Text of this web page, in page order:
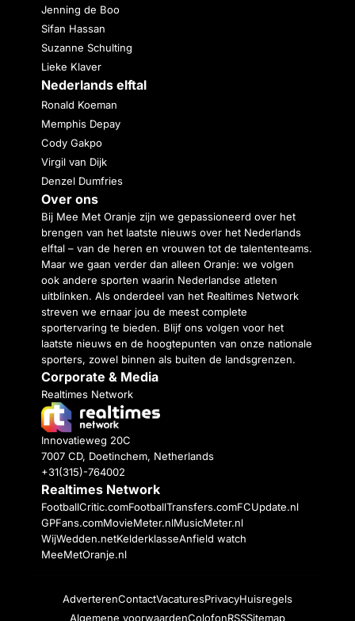
Jenning de Boo
Sifan Hassan
Suzanne Schulting
Lieke Klaver
Nederlands elftal
Ronald Koeman
Memphis Depay
Cody Gakpo
Virgil van Dijk
Denzel Dumfries
Over ons
Bij Mee Met Oranje zijn we gepassioneerd over het
brengen van het laatste nieuws over het Nederlands
elftal – van de heren en vrouwen tot de talententeams.
Maar we gaan verder dan alleen Oranje: we volgen
ook andere sporten waarin Nederlandse atleten
uitblinken. Als onderdeel van het Realtimes Network
streven we ernaar jou de meest complete
sportervaring te bieden. Blijf ons volgen voor het
laatste nieuws en de hoogtepunten van onze nationale
sporters, zowel binnen als buiten de landsgrenzen.
Corporate & Media
Realtimes Network
Innovatieweg 20C
7007 CD, Doetinchem, Netherlands
+31(315)-764002
Realtimes Network
FootballCritic.comFootballTransfers.comFCUpdate.nl
GPFans.comMovieMeter.nlMusicMeter.nl
WijWedden.netKelderklasseAnfield watch
MeeMetOranje.nl
AdverterenContactVacaturesPrivacyHuisregels
Algemene voorwaardenColofonRSSSitemap